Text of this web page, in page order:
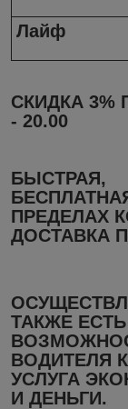
Лайф
СКИДКА 3%
- 20.00
БЫСТРАЯ,
ПРЕДЕЛАХ
ДОСТАВКА
ТАКЖЕ ЕСТЬ
ВОДИТЕЛЯ
УСЛУГА
И ДЕНЬГИ.